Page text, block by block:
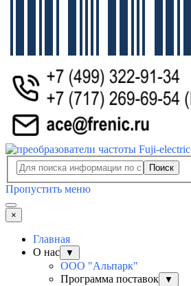
Поиск
Пропустить меню
×
Главная
О нас
▼
ООО "Альпарк"
Программа поставок
▼